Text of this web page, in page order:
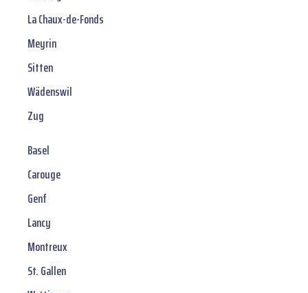
La Chaux-de-Fonds
Meyrin
Sitten
Wädenswil
Zug
Basel
Carouge
Genf
Lancy
Montreux
St. Gallen